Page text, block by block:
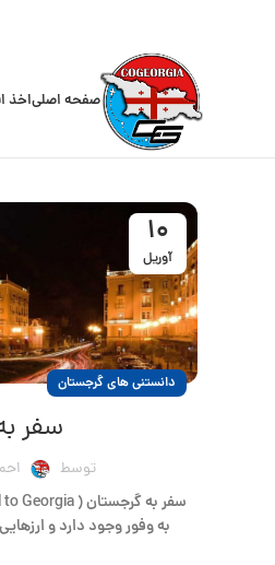
صفحه اصلیاخذ
10
آوریل
دانستنی های گرجستان
سفر
توسط
به وفور وجود دارد و